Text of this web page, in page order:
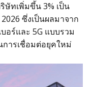
ทเพิ่มขึ้น 3% เป็น
ซึ่งเป็นผลมาจาก
อร์และ 5G แบบรวม
การเชื่อมต่อยุคใหม่